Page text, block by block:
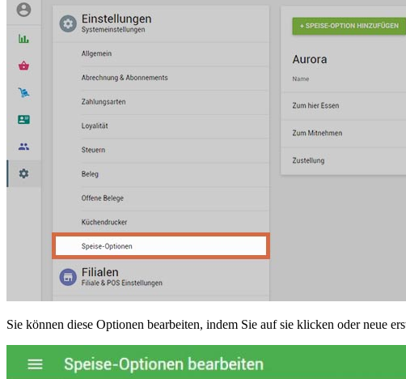
Sie können diese Optionen bearbeiten, indem Sie auf sie klicken oder neue